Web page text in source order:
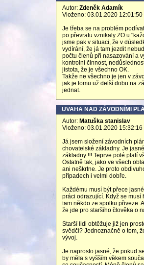
Autor: Zdeněk Adamík
Vloženo: 03.01.2020 12:01:50
Je třeba se na problém
po převratu vznikaly ZO u
jsme pak v situaci, že v
vydírání, že já tam jezdit
počtu členů při nasazování a
kontrolní činnost,
jistota, že je všechno OK.
Takže ne všechno je jen v
jak je tomu už delší dobu na
jednat.
UVAHA NAD ZÁVODNÍMI
Autor: Matuška stanislav
Vloženo: 03.01.2020 15:32:16
Já jsem složení závodních
chovatelské základny. Je
základny !!! Teprve poté platí
Ostatně tak, jako ve všech
ani neškrtne. Je proto
případech i velmi dobře.
Každému musí být přece
práci odrazující. Když se musí
tam někdo ze spolku přiveze.
že jde pro staršího člověka o
Starší lidi obtěžuje již jen
svědčí? Jednoznačně o tom,
vývoj.
Je naprosto jasné, že pokud
by měla s vyšším věkem